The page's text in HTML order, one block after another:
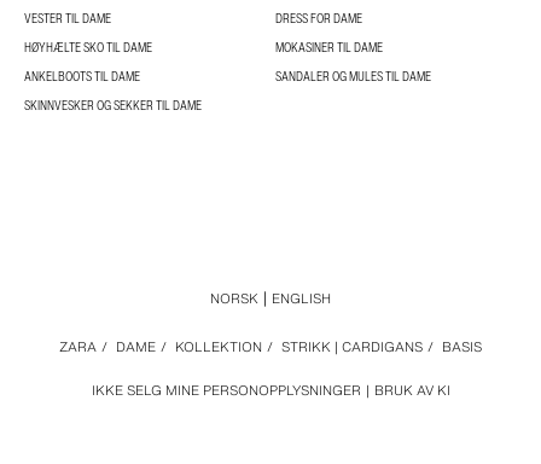
VESTER TIL DAME
DRESS FOR DAME
HØYHÆLTE SKO TIL DAME
MOKASINER TIL DAME
ANKELBOOTS TIL DAME
SANDALER OG MULES TIL DAME
SKINNVESKER OG SEKKER TIL DAME
IKKE SELG MINE PERSONOPPLYSNINGER BRUK AV KI
ZARA / DAME / KOLLEKTION / STRIKK | CARDIGANS / BASIS
NORSK ENGLISH